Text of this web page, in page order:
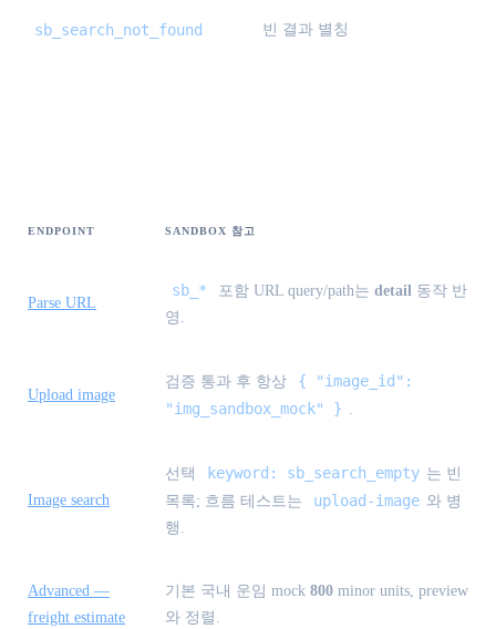
sb_search_not_found 빈 결과 별칭
ENDPOINT SANDBOX 참고
Parse URL
sb_* 포함 URL query/path는 detail 동작 반
영.
Upload image
검증 통과 후 항상
{ "image_id":
"img_sandbox_mock" }
Image search
선택 keyword: sb_search_empty 는 빈
목록; 흐름 테스트는
upload-image 와 병
행.
Advanced —
freight estimate
기본 국내 운임 mock 800 minor units, preview
와 정렬.